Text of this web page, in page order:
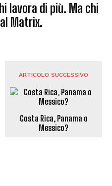
lavora di più. Ma chi
Matrix.
ARTICOLO SUCCESSIVO
Costa Rica, Panama o
Messico?